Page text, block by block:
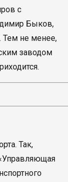
с
Быков,
Тем не менее,
заводом
Так,